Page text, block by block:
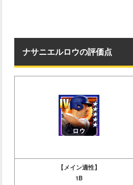
ナサニエルロウの評価点
【メイン適性】
1B